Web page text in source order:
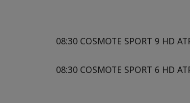
08:30 COSMOTE SPORT 9 HD
08:30 COSMOTE SPORT 6 HD